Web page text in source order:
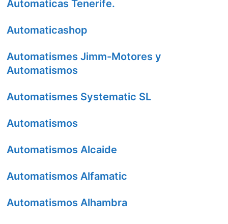
Automaticas Tenerife.
Automaticashop
Automatismes Jimm-Motores y
Automatismos
Automatismes Systematic SL
Automatismos
Automatismos Alcaide
Automatismos Alfamatic
Automatismos Alhambra